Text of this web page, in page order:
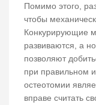
Помимо этого,
чтобы
Конкурирующие
развиваются, а
позволяют
при правильном
остеотомии
вправе считать